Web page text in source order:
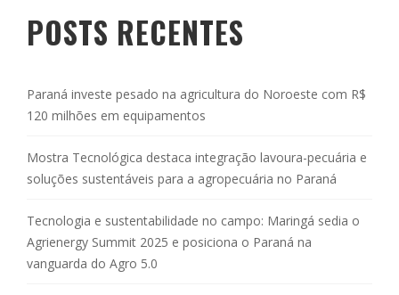
POSTS RECENTES
Paraná investe pesado na agricultura do Noroeste com R$
120 milhões em equipamentos
Mostra Tecnológica destaca integração lavoura-pecuária e
soluções sustentáveis para a agropecuária no Paraná
Tecnologia e sustentabilidade no campo: Maringá sedia o
Agrienergy Summit 2025 e posiciona o Paraná na
vanguarda do Agro 5.0